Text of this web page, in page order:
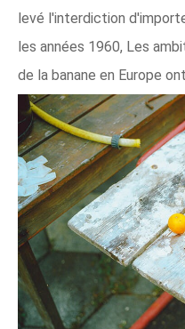
levé l'interdiction
les années 1960, Les
de la banane en Europe